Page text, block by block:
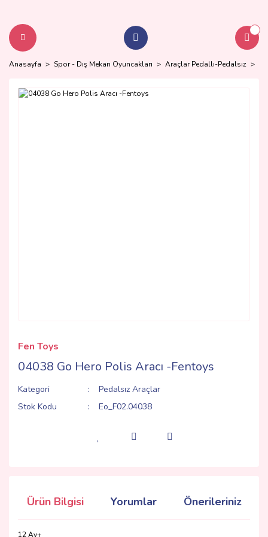
Anasayfa Spor - Dış Mekan Oyuncakları Araçlar Pedallı-Pedalsız
Fen Toys
04038 Go Hero Polis Aracı -Fentoys
Kategori
Pedalsız Araçlar
Stok Kodu
Eo_F02.04038
Ürün Bilgisi Yorumlar Önerileriniz
12 Ay+